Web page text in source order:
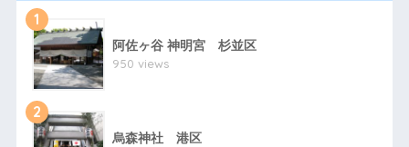
1
阿佐ヶ谷 神明宮 杉並区
950 views
2
烏森神社 港区